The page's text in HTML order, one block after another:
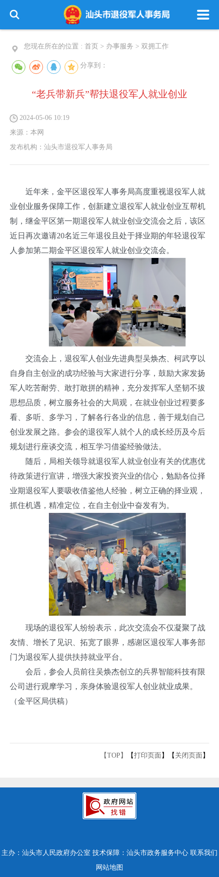
您现在所在的位置 : 首页 > 办事服务 > 双拥工作
分享到：
“老兵带新兵”帮扶退役军人就业创业
2024-05-06 10:19
来源： 本网
发布机构： 汕头市退役军人事务局
近年来，金平区退役军人事务局高度重视退役军人就
业创业服务保障工作，创新建立退役军人就业创业互帮机
制，继金平区第一期退役军人就业创业交流会之后，该区
近日再次邀请20名近三年退役且处于择业期的年轻退役军
人参加第二期金平区退役军人就业创业交流会。
交流会上，退役军人创业先进典型吴焕杰、柯武亨以
自身自主创业的成功经验与大家进行分享，鼓励大家发扬
军人吃苦耐劳、敢打敢拼的精神，充分发挥军人坚韧不拔
思想品质，树立服务社会的大局观，在就业创业过程要多
看、多听、多学习，了解各行各业的信息，善于规划自己
创业发展之路。参会的退役军人就个人的成长经历及今后
规划进行座谈交流，相互学习借鉴经验做法。
随后，局相关领导就退役军人就业创业有关的优惠优
待政策进行宣讲，增强大家投资兴业的信心，勉励各位择
业期退役军人要吸收借鉴他人经验，树立正确的择业观，
抓住机遇，精准定位，在自主创业中奋发有为。
现场的退役军人纷纷表示，此次交流会不仅凝聚了战
友情、增长了见识、拓宽了眼界，感谢区退役军人事务部
门为退役军人提供扶持就业平台。
会后，参会人员前往吴焕杰创立的兵界智能科技有限
公司进行观摩学习，亲身体验退役军人创业就业成果。
（金平区局供稿）
【TOP】 【打印页面 】【 关闭页面 】
主办：汕头市人民政府办公室 技术保障：汕头市政务服务中心 联系我们
网站地图